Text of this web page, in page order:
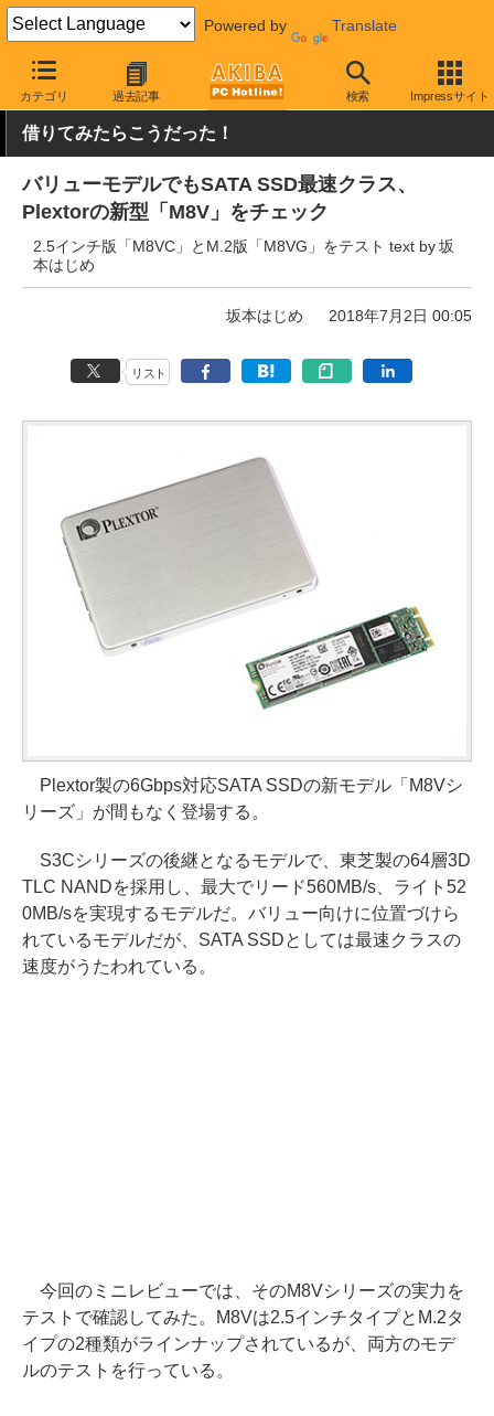
Powered by Translate
カテゴリ 過去記事 検索 Impressサイト
AKIBA PC Hotline! PCパーツ SSD
借りてみたらこうだった！
バリューモデルでもSATA SSD最速クラス、
Plextorの新型「M8V」をチェック
2.5インチ版「M8VC」とM.2版「M8VG」をテスト text by 坂
本はじめ
坂本はじめ 2018年7月2日 00:05
リスト
Plextor製の6Gbps対応SATA SSDの新モデル「M8Vシ
リーズ」が間もなく登場する。
S3Cシリーズの後継となるモデルで、東芝製の64層3D
TLC NANDを採用し、最大でリード560MB/s、ライト52
0MB/sを実現するモデルだ。バリュー向けに位置づけら
れているモデルだが、SATA SSDとしては最速クラスの
速度がうたわれている。
今回のミニレビューでは、そのM8Vシリーズの実力を
テストで確認してみた。M8Vは2.5インチタイプとM.2タ
イプの2種類がラインナップされているが、両方のモデ
ルのテストを行っている。